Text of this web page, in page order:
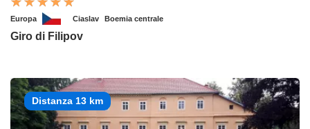
Europa Ciaslav Boemia centrale
Giro di Filipov
Distanza 13 km